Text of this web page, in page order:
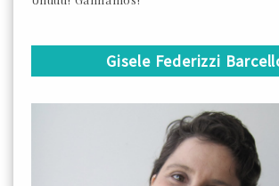
Gisele Federizzi